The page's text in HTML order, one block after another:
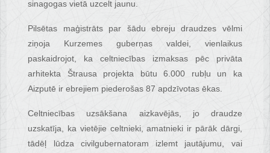
sinagogas vietā uzcelt jaunu.
Pilsētas maģistrāts par šādu ebreju draudzes vēlmi
ziņoja Kurzemes guberņas valdei, vienlaikus
paskaidrojot, ka celtniecības izmaksas pēc privāta
arhitekta Štrausa projekta būtu 6.000 rubļu un ka
Aizputē ir ebrejiem piederošas 87 apdzīvotas ēkas.
Celtniecības uzsākšana aizkavējās, jo draudze
uzskatīja, ka vietējie celtnieki, amatnieki ir pārāk dārgi,
tādēļ lūdza civilgubernatoram izlemt jautājumu, vai